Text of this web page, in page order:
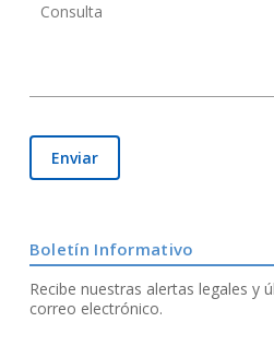
Boletín Informativo
Recibe nuestras alertas legales y
correo electrónico.